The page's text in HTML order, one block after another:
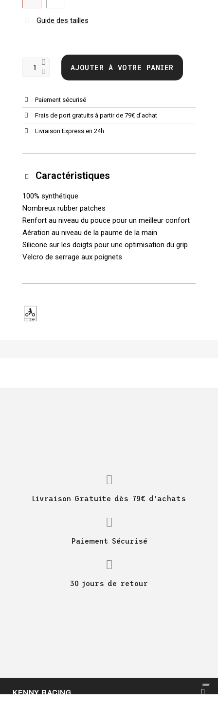
Guide des tailles
AJOUTER À VOTRE PANIER
Paiement sécurisé
Frais de port gratuits à partir de 79€ d'achat
Livraison Express en 24h
Caractéristiques
100% synthétique
Nombreux rubber patches
Renfort au niveau du pouce pour un meilleur confort
Aération au niveau de la paume de la main
Silicone sur les doigts pour une optimisation du grip
Velcro de serrage aux poignets
Livraison Gratuite dès 79€ d'achats
Paiement Sécurisé
30 jours de retour
KENNY RACING